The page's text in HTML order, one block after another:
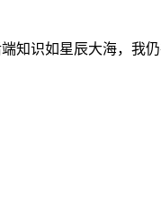
知识如星辰大海，我仍